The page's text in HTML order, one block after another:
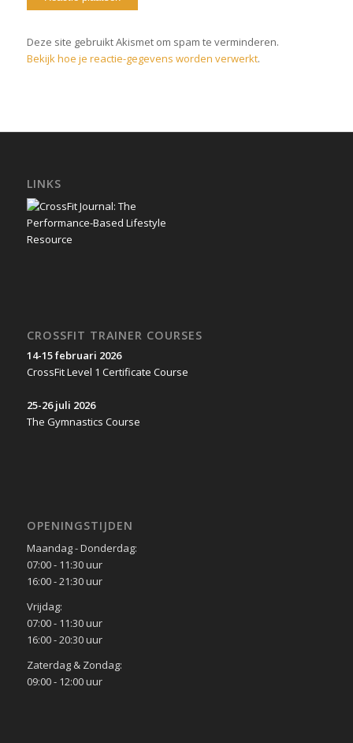
Deze site gebruikt Akismet om spam te verminderen.
Bekijk hoe je reactie-gegevens worden verwerkt.
LINKS
CROSSFIT TRAINER COURSES
14-15 februari 2026
CrossFit Level 1 Certificate Course
25-26 juli 2026
The Gymnastics Course
OPENINGSTIJDEN
Maandag - Donderdag:
07:00 - 11:30 uur
16:00 - 21:30 uur
Vrijdag:
07:00 - 11:30 uur
16:00 - 20:30 uur
Zaterdag & Zondag:
09:00 - 12:00 uur